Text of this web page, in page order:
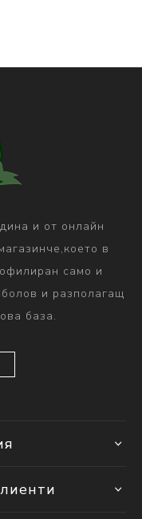
и от онлайн
в
само и
и разполагащ
база.